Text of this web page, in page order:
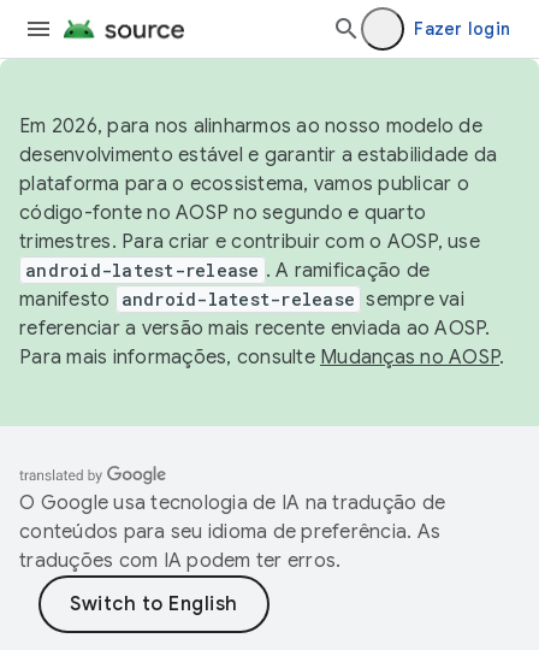
Fazer login
Em 2026, para nos alinharmos ao nosso modelo de
desenvolvimento estável e garantir a estabilidade da
plataforma para o ecossistema, vamos publicar o
código-fonte no AOSP no segundo e quarto
trimestres. Para criar e contribuir com o AOSP, use
android-latest-release . A ramificação de
manifesto
android-latest-release sempre vai
referenciar a versão mais recente enviada ao AOSP.
Para mais informações, consulte Mudanças no AOSP.
O Google usa tecnologia de IA na tradução de
conteúdos para seu idioma de preferência. As
traduções com IA podem ter erros.